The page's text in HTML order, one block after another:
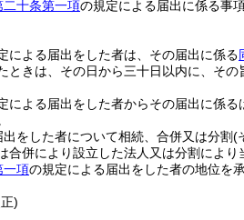
二十条第一項の規定による届出に係る事
による届出をした者は、その届出に係る
ときは、その日から三十日以内に、その
による届出をした者からその届出に係
をした者について相続、合併又は分割(
合併により設立した法人又は分割によ
一項の規定による届出をした者の地位を
)